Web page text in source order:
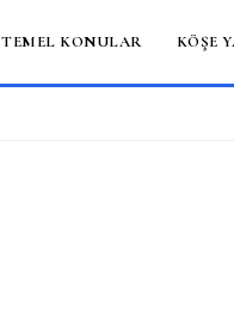
TEMEL KONULAR KÖŞE